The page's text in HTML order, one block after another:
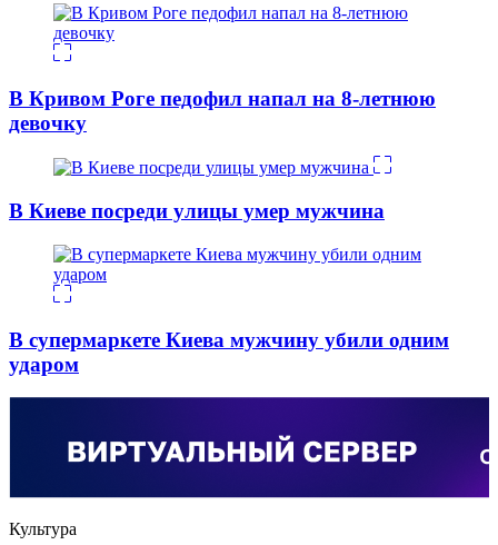
В Кривом Роге педофил напал на 8-летнюю
девочку
В Киеве посреди улицы умер мужчина
В супермаркете Киева мужчину убили одним
ударом
Культура